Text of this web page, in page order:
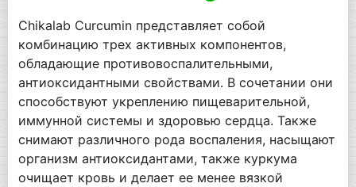
Chikalab Curcumin представляет собой
комбинацию трех активных компонентов,
обладающие противовоспалительными,
антиоксидантными свойствами. В сочетании они
способствуют укреплению пищеварительной,
иммунной системы и здоровью сердца. Также
снимают различного рода воспаления, насыщают
организм антиоксидантами, также куркума
очищает кровь и делает ее менее вязкой